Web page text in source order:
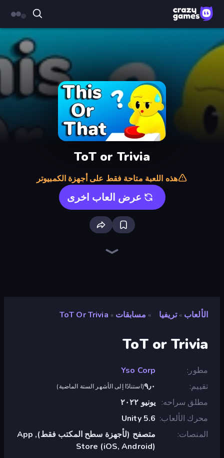
ToT or Trivia
هذه اللعبة متاحة فقط على أجهزة الكمبيوتر
عرض العاب اخرى
الألعاب » تريفيا » مسابقات »
ToT Or Trivia
ToT or Trivia
مطور
Yso Corp
تقييم
٩٫٠(استنادًا إلى الأشهر الستة الماضية)
مطلق سراحه
يونيو ٢٠٢٢
محرك الألعاب Unity 5.6
المنصات
متصفح (لأجهزة سطح المكتب فقط), App
Store (iOS, Android)